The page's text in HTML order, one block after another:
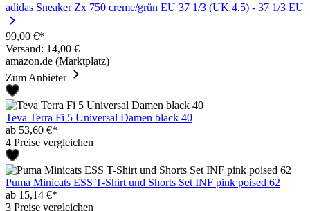
adidas Sneaker Zx 750 creme/grün EU 37 1/3 (UK 4.5) - 37 1/3 EU
99,00 €*
Versand: 14,00 €
amazon.de (Marktplatz)
Zum Anbieter
Teva Terra Fi 5 Universal Damen black 40
ab 53,60 €*
4 Preise vergleichen
Puma Minicats ESS T-Shirt und Shorts Set INF pink poised 62
ab 15,14 €*
3 Preise vergleichen